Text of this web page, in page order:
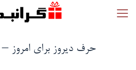
حرف دیروز برای امروز –